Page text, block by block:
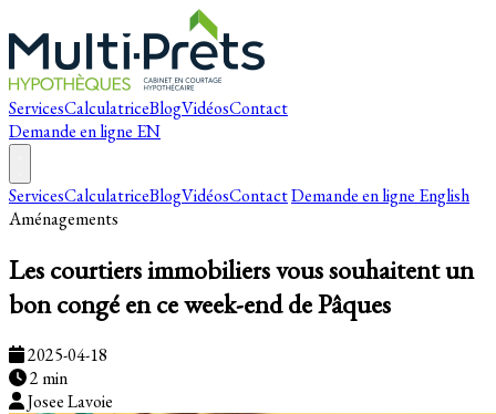
ServicesCalculatriceBlogVidéosContact
Demande en ligne EN
ServicesCalculatriceBlogVidéosContactDemande en ligne English
Aménagements
Les courtiers immobiliers vous souhaitent un
bon congé en ce week-end de Pâques
2025-04-18
2 min
Josee Lavoie